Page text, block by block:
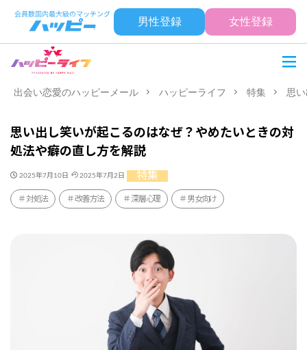
男性登録 女性登録
出会い恋愛のハッピーメール ハッピーライフ 特集 思
思い出し笑いが起こるのはなぜ？やめたいときの対
処法や癖の直し方を解説
2025年7月10日 2025年7月2日 特集
対処法 改善方法 深層心理 男女向け